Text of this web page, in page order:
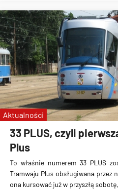
33 PLUS, czyli
Plus
To właśnie numerem 33 PLUS
Tramwaju Plus obsługiwana przez
ona kursować już w przyszłą
Aktualności